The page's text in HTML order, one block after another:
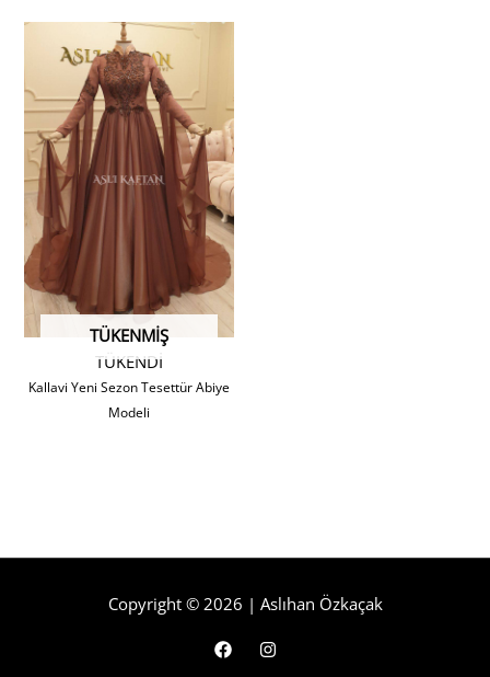
TÜKENDİ
TÜKENMIŞ
Kallavi Yeni Sezon Tesettür Abiye
Modeli
Copyright © 2026 | Aslıhan Özkaçak